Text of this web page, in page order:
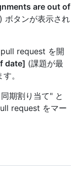
are out of
ボタンが表示され
request を開
date] (課題が最
。
期割り当て" と
request をマー